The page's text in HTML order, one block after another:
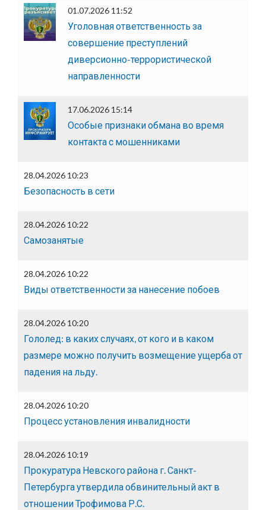
01.07.2026 11:52
Уголовная ответственность за
совершение преступлений
диверсионно-террористической
направленности
17.06.2026 15:14
Особые признаки обмана во время
контакта с мошенниками
28.04.2026 10:23
Безопасность в сети
28.04.2026 10:22
Самозанятые
28.04.2026 10:22
Виды ответственности за нанесение побоев
28.04.2026 10:20
Гололед: в каких случаях, от кого и в каком
размере можно получить возмещение ущерба от
падения на льду.
28.04.2026 10:20
Процесс установления инвалидности
28.04.2026 10:19
Прокуратура Невского района г. Санкт-
Петербурга утвердила обвинительный акт в
отношении Трофимова Р.С.